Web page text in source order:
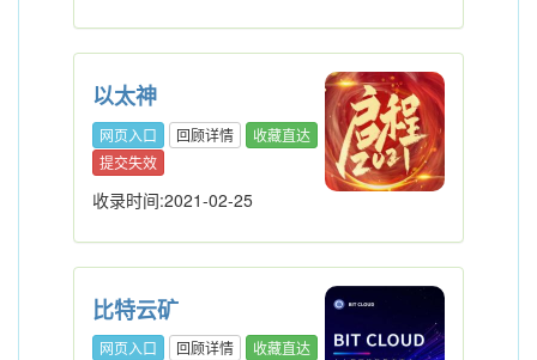
以太神
网页入口 回顾详情
收藏直达
提交失效
收录时间:2021-02-25
比特云矿
网页入口 回顾详情
收藏直达